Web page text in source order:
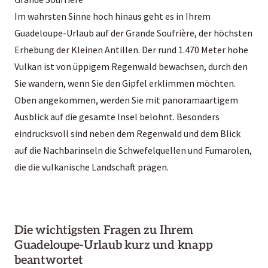
Im wahrsten Sinne hoch hinaus geht es in Ihrem
Guadeloupe-Urlaub auf der Grande Soufrière, der höchsten
Erhebung der Kleinen Antillen. Der rund 1.470 Meter hohe
Vulkan ist von üppigem Regenwald bewachsen, durch den
Sie wandern, wenn Sie den Gipfel erklimmen möchten.
Oben angekommen, werden Sie mit panoramaartigem
Ausblick auf die gesamte Insel belohnt. Besonders
eindrucksvoll sind neben dem Regenwald und dem Blick
auf die Nachbarinseln die Schwefelquellen und Fumarolen,
die die vulkanische Landschaft prägen.
Die wichtigsten Fragen zu Ihrem
Guadeloupe-Urlaub kurz und knapp
beantwortet